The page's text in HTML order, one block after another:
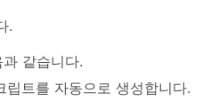
.
같습니다.
트를 자동으로 생성합니다.